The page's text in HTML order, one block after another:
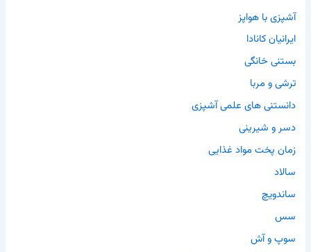
آشپزی با هواپز
ایرانیان کانادا
بستنی خانگی
ترشی و مربا
دانستنی های علمی آشپزی
دسر و شیرینی
زمان پخت مواد غذایی
سالاد
ساندویچ
سس
سوپ و آش